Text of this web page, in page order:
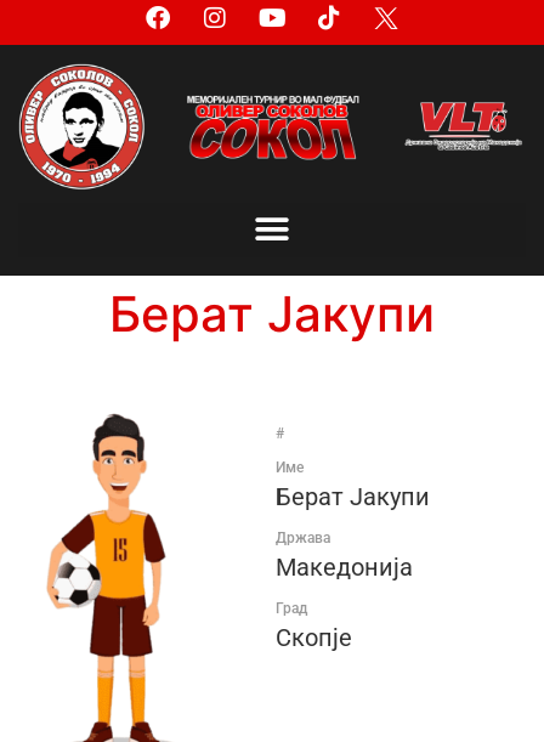
Берат Јакупи
#
Име
Берат Јакупи
Држава
Македонија
Град
Скопје